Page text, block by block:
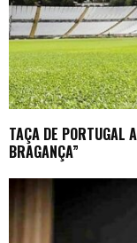
TAÇA DE PORTUGAL
BRAGANÇA”